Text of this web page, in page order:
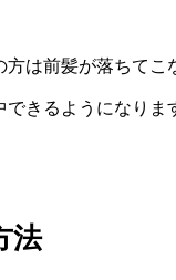
は前髪が落ちて
きるようになりま
法